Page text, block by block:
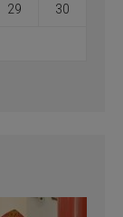
29 30